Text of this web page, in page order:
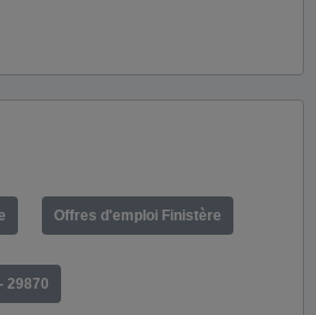
Offres d'emploi Finistère
29870